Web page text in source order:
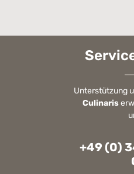
Unterstützung
Culinaris
+49 (0)